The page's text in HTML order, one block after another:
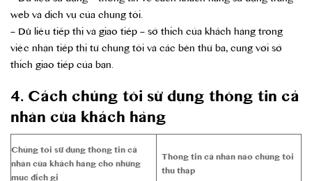
web và dịch vụ của chúng tôi.
– Dữ liệu tiếp thị và giao tiếp – sở thích của khách hàng trong
việc nhận tiếp thị từ chúng tôi và các bên thứ ba, cùng với sở
thích giao tiếp của bạn.
4. Cách chúng tôi sử dụng thông tin cá
nhân của khách hàng
Chúng tôi sử dụng thông tin cá
nhân của khách hàng cho những
mục đích gì
Thông tin cá nhân nào chúng tôi
thu thập